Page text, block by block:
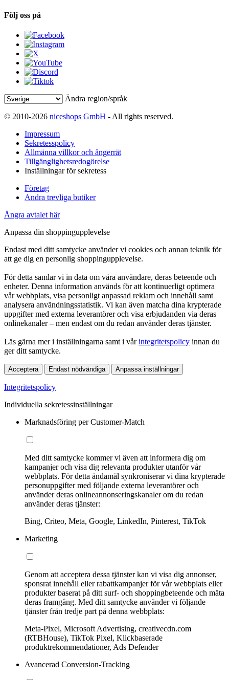
Följ oss på
Ändra region/språk
© 2010-2026 niceshops GmbH - All rights reserved.
Impressum
Sekretesspolicy
Allmänna villkor och ångerrät
Tillgänglighetsredogörelse
Inställningar för sekretess
Företag
Andra trevliga butiker
Ångra avtalet här
Anpassa din shoppingupplevelse
Endast med ditt samtycke använder vi cookies och annan teknik för
att ge dig en personlig shoppingupplevelse.
För detta samlar vi in data om våra användare, deras beteende och
enheter. Denna information används för att kontinuerligt optimera
vår webbplats, visa personligt anpassad reklam och innehåll samt
analysera användningsstatistik. Vi kan även matcha dina krypterade
uppgifter med externa leverantörer och visa erbjudanden via deras
onlinekanaler – men endast om du redan använder deras tjänster.
Läs gärna mer i inställningarna samt i vårintegritetspolicy innan du
ger ditt samtycke.
Acceptera Endast nödvändiga Anpassa inställningar
Integritetspolicy
Individuella sekretessinställningar
Marknadsföring per Customer-Match
Med ditt samtycke kommer vi även att informera dig om
kampanjer och visa dig relevanta produkter utanför vår
webbplats. För detta ändamål synkroniserar vi dina krypterade
personuppgifter med följande externa leverantörer och
använder deras onlineannonseringskanaler om du redan
använder deras tjänster:
Bing, Criteo, Meta, Google, LinkedIn, Pinterest, TikTok
Marketing
Genom att acceptera dessa tjänster kan vi visa dig annonser,
sponsrat innehåll eller rabattkampanjer för vår webbplats eller
produkter baserat på ditt surf- och shoppingbeteende och mäta
deras framgång. Med ditt samtycke använder vi följande
tjänster från tredje part på denna webbplats:
Meta-Pixel, Microsoft Advertising, creativecdn.com
(RTBHouse), TikTok Pixel, Klickbaserade
produktrekommendationer, Ads Defender
Avancerad Conversion-Tracking